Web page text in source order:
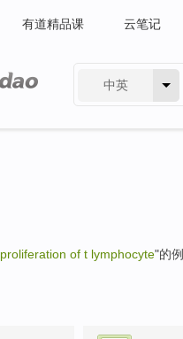
有道精品课 云笔记
中英
proliferation of t lymphocyte"的